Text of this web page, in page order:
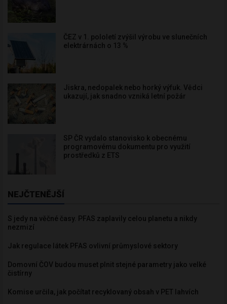
ČEZ v 1. pololetí zvýšil výrobu ve slunečních
elektrárnách o 13 %
Jiskra, nedopalek nebo horký výfuk. Vědci
ukazují, jak snadno vzniká letní požár
SP ČR vydalo stanovisko k obecnému
programovému dokumentu pro využití
prostředků z ETS
NEJČTENĚJŠÍ
S jedy na věčné časy. PFAS zaplavily celou planetu a nikdy
nezmizí
Jak regulace látek PFAS ovlivní průmyslové sektory
Domovní ČOV budou muset plnit stejné parametry jako velké
čistírny
Komise určila, jak počítat recyklovaný obsah v PET lahvích